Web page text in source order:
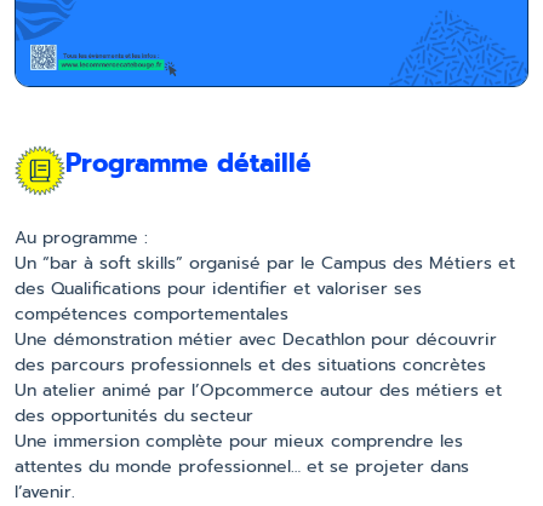
Programme détaillé
Au programme :
Un “bar à soft skills” organisé par le Campus des Métiers et
des Qualifications pour identifier et valoriser ses
compétences comportementales
Une démonstration métier avec Decathlon pour découvrir
des parcours professionnels et des situations concrètes
Un atelier animé par l’Opcommerce autour des métiers et
des opportunités du secteur
Une immersion complète pour mieux comprendre les
attentes du monde professionnel… et se projeter dans
l’avenir.